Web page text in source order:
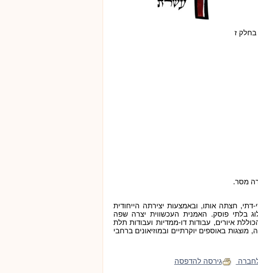
ז
מסר.
חצתה אותו, ובאמצעות יצירתה הייחודית
בלתי פוסק. האמנית העכשווית יצרה שפה
איורים, עבודות דו-ממדיות ועבודות תלת
מוצגות באוספים יוקרתיים ובמוזיאונים ברחבי
גירסה להדפסה